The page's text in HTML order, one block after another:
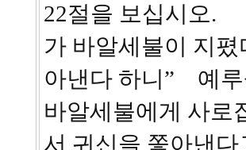
22절을 보십시오.
가 바알세불이 지
아낸다 하니” 예루
바알세불에게 사로
서 귀신을 쫓아낸다